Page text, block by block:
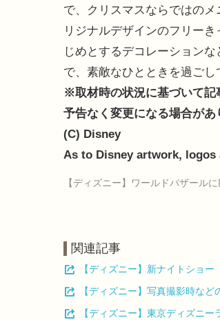
で、クリスマスならではの
リジナルデザインのフリー
じめとするデコレーション
で、素敵なひとときを過ごし
※取材時の状況に基づいて記
予告なく変更になる場合があ
(C) Disney
As to Disney artwork, logos
【ディズニー】ワールドバザール
関連記事
【ディズニー】新ナイトショ
【ディズニー】写真撮影時な
【ディズニー】東京ディズニ